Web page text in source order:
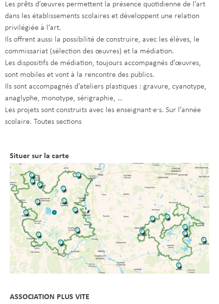
Les prêts d’œuvres permettent la présence quotidienne de l’art
dans les établissements scolaires et développent une relation
privilégiée à l’art.
Ils offrent aussi la possibilité de construire, avec les élèves, le
commissariat (sélection des œuvres) et la médiation.
Les dispositifs de médiation, toujours accompagnés d’œuvres,
sont mobiles et vont à la rencontre des publics.
Ils sont accompagnés d’ateliers plastiques : gravure, cyanotype,
anaglyphe, monotype, sérigraphie, …
Les projets sont construits avec les enseignant·e·s. Sur l’année
scolaire. Toutes sections
Situer sur la carte
ASSOCIATION PLUS VITE